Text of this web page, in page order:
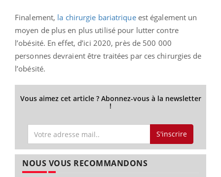
Finalement, la chirurgie bariatriqueest également un
moyen de plus en plus utilisé pour lutter contre
l’obésité. En effet, d’ici 2020, près de 500 000
personnes devraient être traitées par ces chirurgies de
l’obésité.
Vous aimez cet article ? Abonnez-vous à la newsletter
!
S'inscrire
NOUS VOUS RECOMMANDONS